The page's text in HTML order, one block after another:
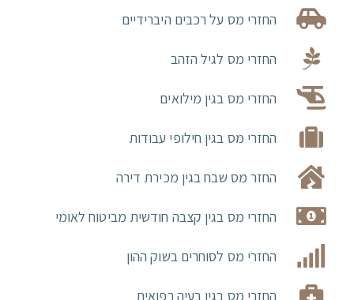
החזרי מס על רכבים היברידיים
החזרי מס לגיל הזהב
החזרי מס בגין מילואים
החזרי מס בגין חילופי עבודות
החזר מס שבח בגין מכירת דירה
החזרי מס בגין קצבה חודשית מביטוח לאומי
החזרי מס לסוחרים בשוק ההון
החזרי מס בגין בעיה רפואית